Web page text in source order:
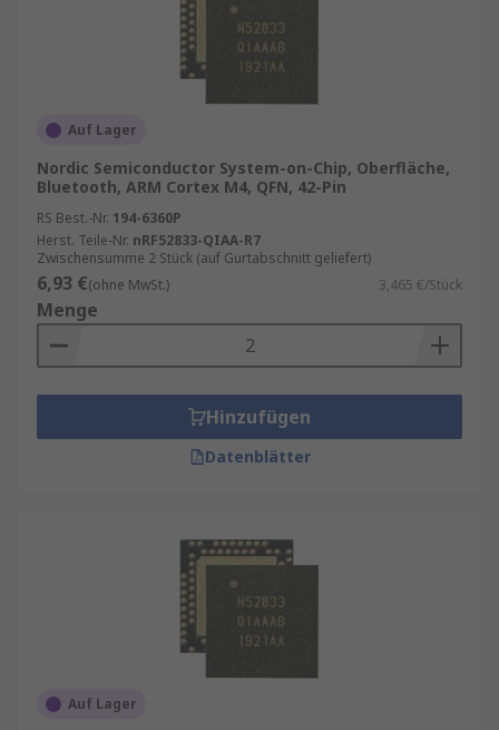
Auf Lager
Nordic Semiconductor System-on-Chip, Oberfläche,
Bluetooth, ARM Cortex M4, QFN, 42-Pin
RS Best.-Nr. 194-6360P
Herst. Teile-Nr. nRF52833-QIAA-R7
Zwischensumme 2 Stück (auf Gurtabschnitt geliefert)
6,93 €(ohne MwSt.) 3,465 €/Stück
Menge
Hinzufügen
Datenblätter
Auf Lager